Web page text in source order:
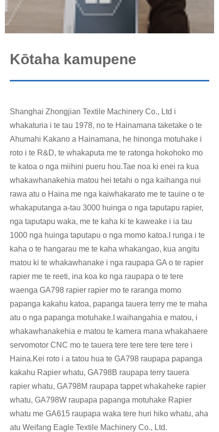
Kōtaha kamupene
Shanghai Zhongjian Textile Machinery Co., Ltd i
whakaturia i te tau 1978, no te Hainamana taketake o te
Ahumahi Kakano a Hainamana, he hinonga motuhake i
roto i te R&D, te whakaputa me te ratonga hokohoko mo
te katoa o nga miihini pueru hou.Tae noa ki enei ra kua
whakawhanakehia matou hei tetahi o nga kaihanga nui
rawa atu o Haina me nga kaiwhakarato me te tauine o te
whakaputanga a-tau 3000 huinga o nga taputapu rapier,
nga taputapu waka, me te kaha ki te kaweake i ia tau
1000 nga huinga taputapu o nga momo katoa.I runga i te
kaha o te hangarau me te kaha whakangao, kua angitu
matou ki te whakawhanake i nga raupapa GA o te rapier
rapier me te reeti, ina koa ko nga raupapa o te tere
waenga GA798 rapier rapier mo te raranga momo
papanga kakahu katoa, papanga tauera terry me te maha
atu o nga papanga motuhake.I waihangahia e matou, i
whakawhanakehia e matou te kamera mana whakahaere
servomotor CNC mo te tauera tere tere tere tere tere i
Haina.Kei roto i a tatou hua te GA798 raupapa papanga
kakahu Rapier whatu, GA798B raupapa terry tauera
rapier whatu, GA798M raupapa tappet whakaheke rapier
whatu, GA798W raupapa papanga motuhake Rapier
whatu me GA615 raupapa waka tere huri hiko whatu, aha
atu Weifang Eagle Textile Machinery Co., Ltd.